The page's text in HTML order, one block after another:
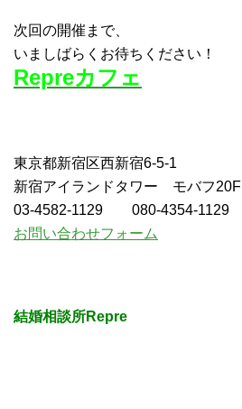
次回の開催まで、
いましばらくお待ちください！
Repreカフェ
東京都新宿区西新宿6-5-1
新宿アイランドタワー モバフ20F
03-4582-1129 080-4354-1129
お問い合わせフォーム
結婚相談所Repre